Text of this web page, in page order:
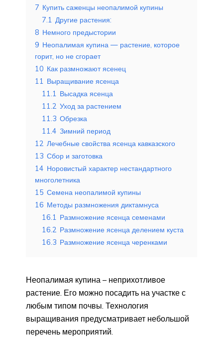
7 Купить саженцы неопалимой купины
7.1 Другие растения:
8 Немного предыстории
9 Неопалимая купина — растение, которое
горит, но не сгорает
10 Как размножают ясенец
11 Выращивание ясенца
11.1 Высадка ясенца
11.2 Уход за растением
11.3 Обрезка
11.4 Зимний период
12 Лечебные свойства ясенца кавказского
13 Сбор и заготовка
14 Норовистый характер нестандартного
многолетника
15 Семена неопалимой купины
16 Методы размножения диктамнуса
16.1 Размножение ясенца семенами
16.2 Размножение ясенца делением куста
16.3 Размножение ясенца черенками
Неопалимая купина – неприхотливое
растение. Его можно посадить на участке с
любым типом почвы. Технология
выращивания предусматривает небольшой
перечень мероприятий.